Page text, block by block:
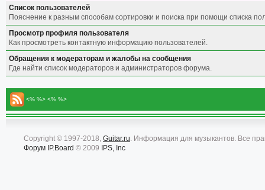
Список пользователей
Пояснение к разным способам сортировки и поиска при помощи списка
Просмотр профиля пользователя
Как просмотреть контактную информацию пользователей.
Обращения к модераторам и жалобы на сообщения
Где найти список модераторов и администраторов форума.
<% %> <% %>
Copyright © 1997-2018, Guitar.ru. Информация для музыкантов. Все
Форум IP.Board © 2009 IPS, Inc